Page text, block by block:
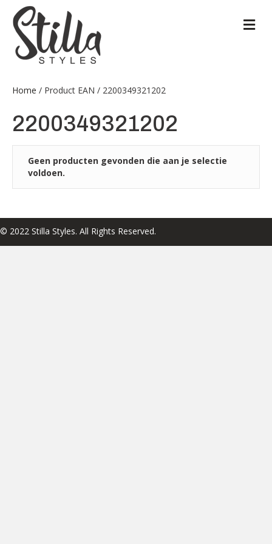
Home / Product EAN / 2200349321202
2200349321202
Geen producten gevonden die aan je selectie
voldoen.
© 2022 Stilla Styles. All Rights Reserved.